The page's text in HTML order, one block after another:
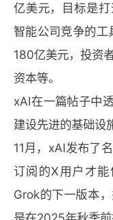
亿美元，目标是
智能公司竞争的工
180亿美元，投资
资本等。
xAI在一篇帖子中
建设先进的基础设
11月，xAI发布了
订阅的X用户才
Grok的下一版本